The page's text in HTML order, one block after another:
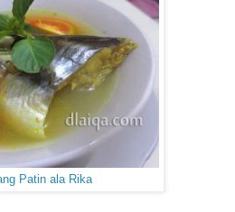
Patin ala Rika